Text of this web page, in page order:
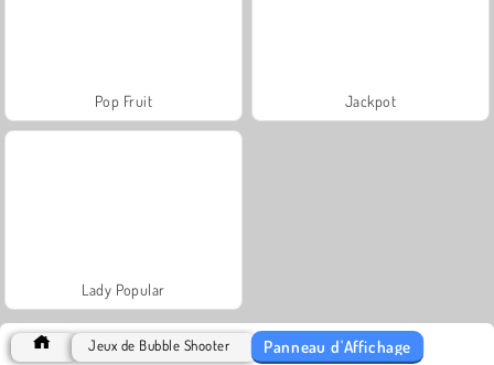
Pop Fruit Jackpot
Lady Popular
Jeux de Bubble Shooter Panneau d'Affichage